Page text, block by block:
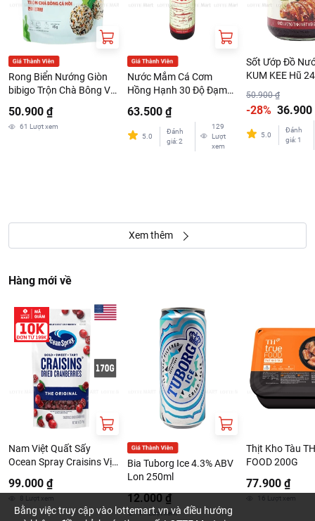
Rong Biển Nướng Giòn
bibigo Trộn Chà Bông Và
50.900 ₫
61 Lượt xem
Nước Mắm Cá Cơm
Hồng Hạnh 30 Độ Đạm
63.500 ₫
5.0
Đánh
giá:2
129
Lượt
xem
Sốt Ướp Đồ
KUM KEE Hũ
50.900 ₫
-28% 36.900
5.0
Đánh
giá: 1
Xem thêm
Hàng mới về
Nam Việt Quất Sấy
Ocean Spray Craisins Vị
99.000 ₫
8 Lượt xem
Bia Tuborg Ice 4.3% ABV
Lon 250ml
12.000 ₫
11 Lượt xem
Thịt Kho Tàu
FOOD 200G
77.900 ₫
16 Lượt xem
Bằng việc truy cập vào lottemart.vn và điều hướng